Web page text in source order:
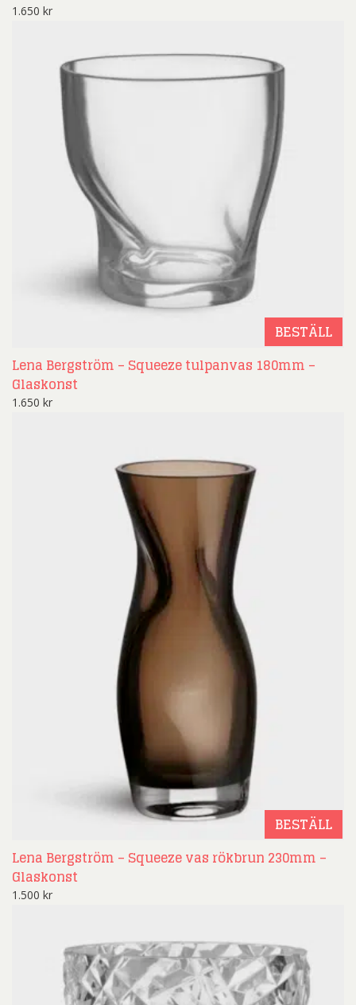
1.650 kr
BESTÄLL
Lena Bergström – Squeeze tulpanvas 180mm –
Glaskonst
1.650 kr
BESTÄLL
Lena Bergström – Squeeze vas rökbrun 230mm –
Glaskonst
1.500 kr